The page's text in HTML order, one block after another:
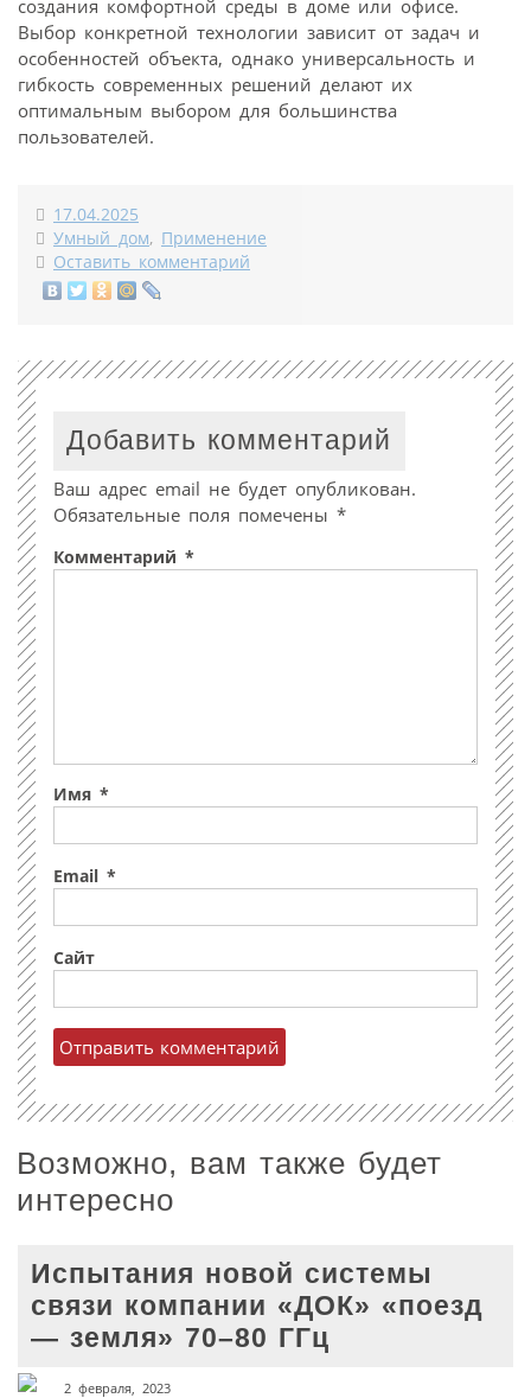
создания комфортной среды в доме или офисе.
Выбор конкретной технологии зависит от задач и
особенностей объекта, однако универсальность и
гибкость современных решений делают их
оптимальным выбором для большинства
пользователей.
17.04.2025
Умный дом, Применение
Оставить комментарий
Добавить комментарий
Ваш адрес email не будет опубликован.
Обязательные поля помечены *
Комментарий *
Имя *
Email *
Сайт
Возможно, вам также будет
интересно
Испытания новой системы
связи компании «ДОК» «поезд
— земля» 70–80 ГГц
2 февраля, 2023